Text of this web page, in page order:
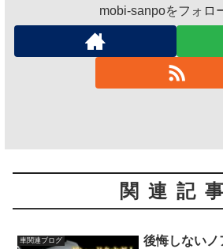
mobi-sanpoをフォロ
関連記事
車関連ブログ
後悔しないノ